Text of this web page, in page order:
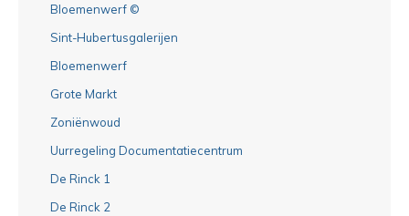
Bloemenwerf ©
Sint-Hubertusgalerijen
Bloemenwerf
Grote Markt
Zoniënwoud
Uurregeling Documentatiecentrum
De Rinck 1
De Rinck 2